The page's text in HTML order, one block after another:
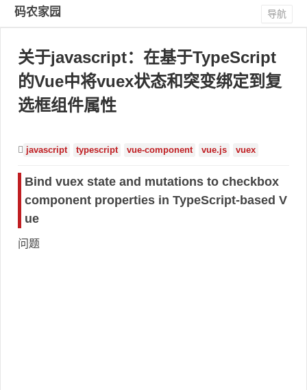
码农家园 导航
关于javascript：在基于TypeScript
的Vue中将vuex状态和突变绑定到复
选框组件属性
javascript typescript vue-component vue.js vuex
Bind vuex state and mutations to checkbox
component properties in TypeScript-based V
ue
问题